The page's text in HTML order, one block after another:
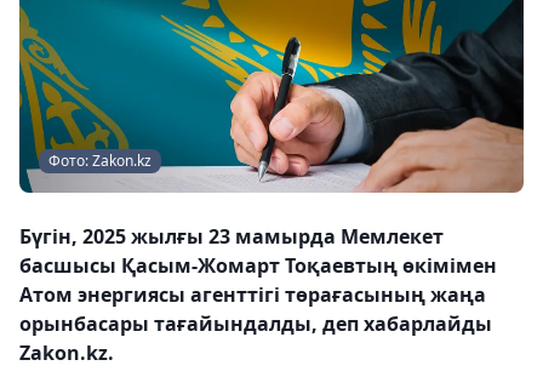
Фото: Zakon.kz
Бүгін, 2025 жылғы 23 мамырда Мемлекет
басшысы Қасым-Жомарт Тоқаевтың өкімімен
Атом энергиясы агенттігі төрағасының жаңа
орынбасары тағайындалды, деп хабарлайды
Zakon.kz.